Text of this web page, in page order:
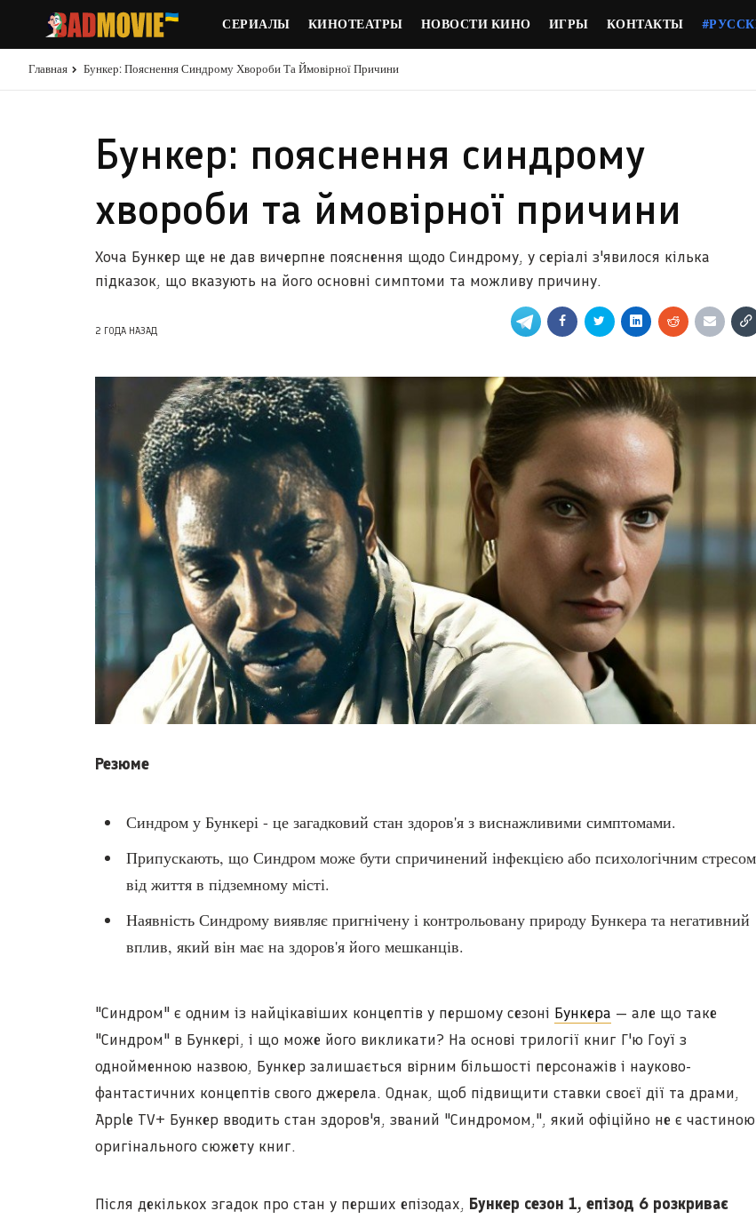
СЕРИАЛЫ КИНОТЕАТРЫ НОВОСТИ КИНО ИГРЫ КОНТАКТЫ
Главная Бункер: Пояснення Синдрому Хвороби Та Ймовірної Причини
Бункер: пояснення синдрому
хвороби та ймовірної причини
Хоча Бункер ще не дав вичерпне пояснення щодо Синдрому, у серіалі з'явилося кілька
підказок, що вказують на його основні симптоми та можливу причину.
2 ГОДА НАЗАД
Резюме
Синдром у Бункері - це загадковий стан здоров'я з виснажливими симптомами.
Припускають, що Синдром може бути спричинений інфекцією або психологічним стресом
від життя в підземному місті.
Наявність Синдрому виявляє пригнічену і контрольовану природу Бункера та негативний
вплив, який він має на здоров'я його мешканців.
"Синдром" є одним із найцікавіших концептів у першому сезоні Бункера — але що таке
"Синдром" в Бункері, і що може його викликати? На основі трилогії книг Г'ю Гоуї з
однойменною назвою, Бункер залишається вірним більшості персонажів і науково-
фантастичних концептів свого джерела. Однак, щоб підвищити ставки своєї дії та драми,
Apple TV+ Бункер вводить стан здоров'я, званий "Синдромом,", який офіційно не є частиною
оригінального сюжету книг.
Після декількох згадок про стан у перших епізодах, Бункер сезон 1, епізод 6 розкриває